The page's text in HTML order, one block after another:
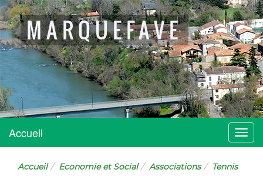
MARQUEFAVE
Menu
Accueil
Accueil Economie et Social Associations Tennis